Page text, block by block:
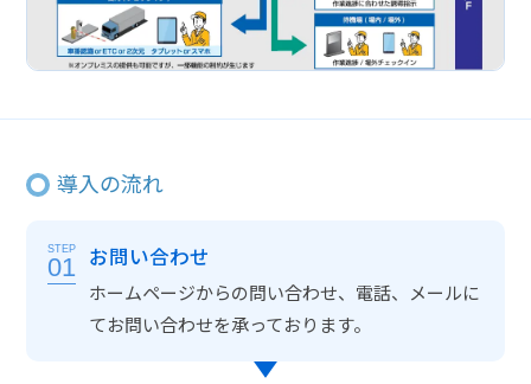
導入の流れ
STEP
01 お問い合わせ
ホームページからの問い合わせ、電話、メールに
てお問い合わせを承っております。